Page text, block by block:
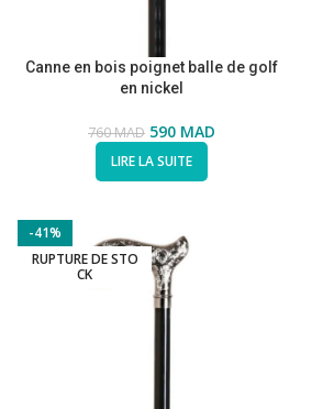
Canne en bois poignet balle de golf
en nickel
760MAD 590 MAD
LIRE LA SUITE
-41%
RUPTURE DE STO
CK